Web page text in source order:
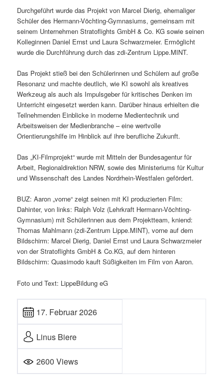
Durchgeführt wurde das Projekt von Marcel Dierig, ehemaliger
Schüler des Hermann-Vöchting-Gymnasiums, gemeinsam mit
seinem Unternehmen Stratoflights GmbH & Co. KG sowie seinen
Kolleginnen Daniel Ernst und Laura Schwarzmeier. Ermöglicht
wurde die Durchführung durch das zdi-Zentrum Lippe.MINT.
Das Projekt stieß bei den Schülerinnen und Schülern auf große
Resonanz und machte deutlich, wie KI sowohl als kreatives
Werkzeug als auch als Impulsgeber für kritisches Denken im
Unterricht eingesetzt werden kann. Darüber hinaus erhielten die
Teilnehmenden Einblicke in moderne Medientechnik und
Arbeitsweisen der Medienbranche – eine wertvolle
Orientierungshilfe im Hinblick auf ihre berufliche Zukunft.
Das „KI-Filmprojekt“ wurde mit Mitteln der Bundesagentur für
Arbeit, Regionaldirektion NRW, sowie des Ministeriums für Kultur
und Wissenschaft des Landes Nordrhein-Westfalen gefördert.
BUZ: Aaron „vorne“ zeigt seinen mit KI produzierten Film:
Dahinter, von links: Ralph Volz (Lehrkraft Hermann-Vöchting-
Gymnasium) mit Schülerinnen aus dem Projektteam, kniend:
Thomas Mahlmann (zdi-Zentrum Lippe.MINT), vorne auf dem
Bildschirm: Marcel Dierig, Daniel Ernst und Laura Schwarzmeier
von der Stratoflights GmbH & Co.KG, auf dem hinteren
Bildschirm: Quasimodo kauft Süßigkeiten im Film von Aaron.
Foto und Text: LippeBildung eG
17. Februar 2026
Linus Biere
2600 Views